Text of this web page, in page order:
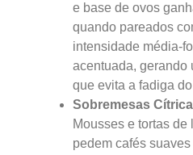
e base de ovos
quando pareados
intensidade média-
acentuada, gerando
que evita a fadiga
Sobremesas
Mousses e tortas
pedem cafés